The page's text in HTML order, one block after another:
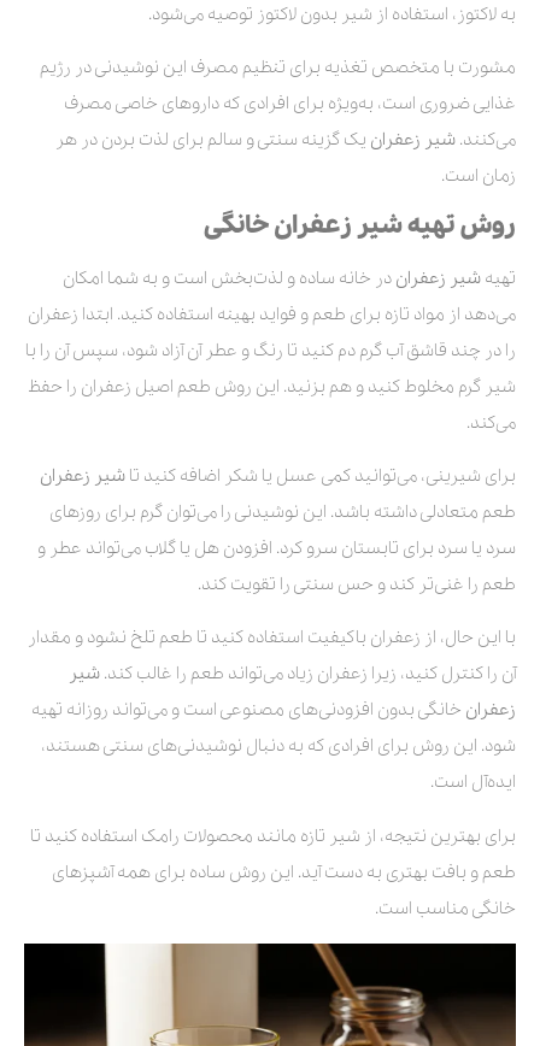
به لاکتوز، استفاده از شیر بدون لاکتوز توصیه می‌شود.
مشورت با متخصص تغذیه برای تنظیم مصرف این نوشیدنی در رژیم
غذایی ضروری است، به‌ویژه برای افرادی که داروهای خاصی مصرف
می‌کنند. شیر زعفران یک گزینه سنتی و سالم برای لذت بردن در هر
زمان است.
روش تهیه شیر زعفران خانگی
تهیه شیر زعفران در خانه ساده و لذت‌بخش است و به شما امکان
می‌دهد از مواد تازه برای طعم و فواید بهینه استفاده کنید. ابتدا زعفران
را در چند قاشق آب گرم دم کنید تا رنگ و عطر آن آزاد شود، سپس آن را با
شیر گرم مخلوط کنید و هم بزنید. این روش طعم اصیل زعفران را حفظ
می‌کند.
برای شیرینی، می‌توانید کمی عسل یا شکر اضافه کنید تا شیر زعفران
طعم متعادلی داشته باشد. این نوشیدنی را می‌توان گرم برای روزهای
سرد یا سرد برای تابستان سرو کرد. افزودن هل یا گلاب می‌تواند عطر و
طعم را غنی‌تر کند و حس سنتی را تقویت کند.
با این حال، از زعفران باکیفیت استفاده کنید تا طعم تلخ نشود و مقدار
آن را کنترل کنید، زیرا زعفران زیاد می‌تواند طعم را غالب کند. شیر
زعفران خانگی بدون افزودنی‌های مصنوعی است و می‌تواند روزانه تهیه
شود. این روش برای افرادی که به دنبال نوشیدنی‌های سنتی هستند،
ایده‌آل است.
برای بهترین نتیجه، از شیر تازه مانند محصولات رامک استفاده کنید تا
طعم و بافت بهتری به دست آید. این روش ساده برای همه آشپزهای
خانگی مناسب است.